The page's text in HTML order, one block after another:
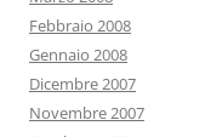
Febbraio 2008
Gennaio 2008
Dicembre 2007
Novembre 2007